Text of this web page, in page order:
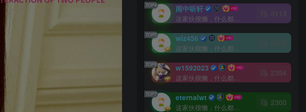
TOP4 雨中听轩
这家伙很懒，什么都没有写...
TOP5 wiz456
这家伙很懒，什么都没有写...
TOP6 w1592023
这家伙很懒，什么都没有写...
2394
TOP7 eternalwt
这家伙很懒，什么都没有写...
2300